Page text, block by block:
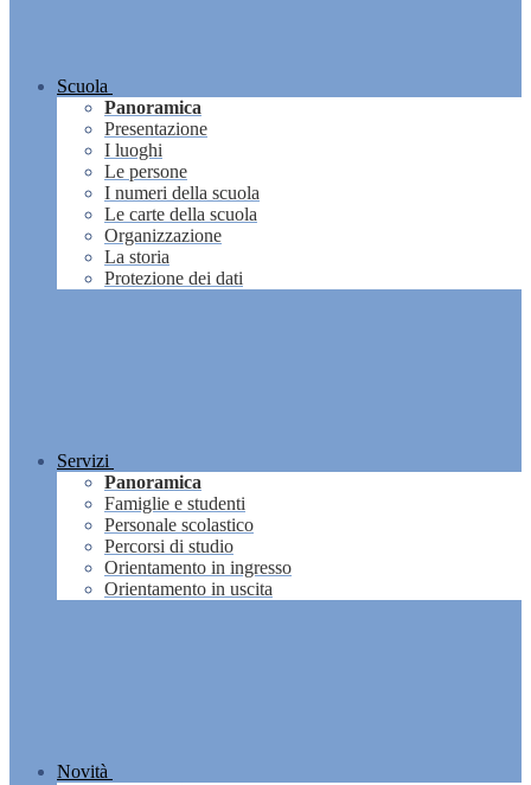
Scuola
Panoramica
Presentazione
I luoghi
Le persone
I numeri della scuola
Le carte della scuola
Organizzazione
La storia
Protezione dei dati
Servizi
Panoramica
Famiglie e studenti
Personale scolastico
Percorsi di studio
Orientamento in ingresso
Orientamento in uscita
Novità